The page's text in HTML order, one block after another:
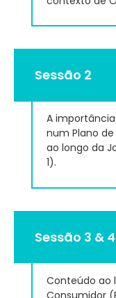
Sessão 2
A
num Plano
ao longo da
1).
Sessão 3 & 4
Conteúdo ao
Consumidor